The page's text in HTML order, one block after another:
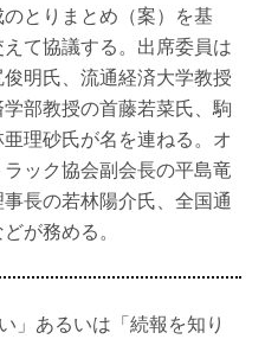
とりまとめ（案）を基
て協議する。出席委員は
明氏、流通経済大学教授
部教授の首藤若菜氏、駒
理砂氏が名を連ねる。オ
ック協会副会長の平島竜
長の若林陽介氏、全国通
が務める。
」あるいは「続報を知り